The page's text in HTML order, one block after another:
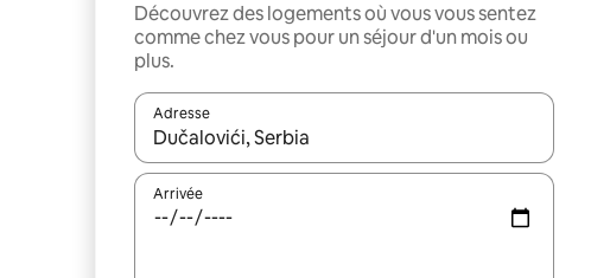
Découvrez des logements où vous vous sentez
comme chez vous pour un séjour d'un mois ou
plus.
Adresse
Lorsque les résultats s'affichent, utilisez les flèches vers
Arrivée